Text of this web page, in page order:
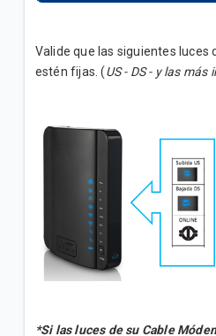
Valide que las siguientes luces
estén fijas. (US - DS - y las
*Si las luces de su Cable